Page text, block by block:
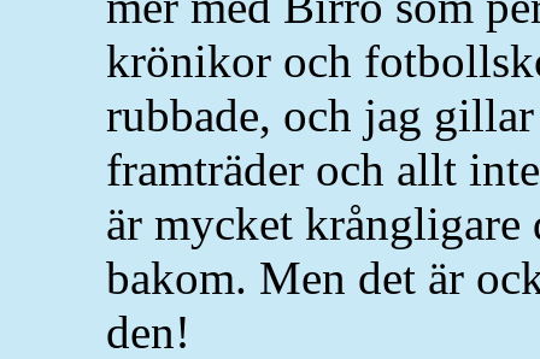
krönikor och
rubbade, och jag
framträder och allt
är mycket krångligare
bakom. Men det är
den!